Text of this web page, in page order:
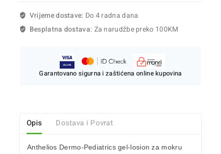
Vrijeme dostave: Do 4 radna dana
Besplatna dostava: Za narudžbe preko 100KM
Garantovano sigurna i zaštićena online kupovina
Opis Dostava i Povrat
Anthelios Dermo-Pediatrics gel-losion za mokru